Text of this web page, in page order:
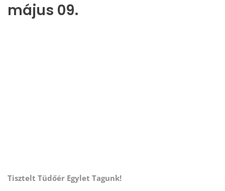
május 09.
Tisztelt Tüdőér Egylet Tagunk!